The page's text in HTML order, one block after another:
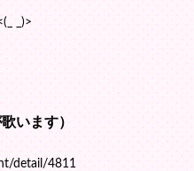
_)>
います）
detail/4811